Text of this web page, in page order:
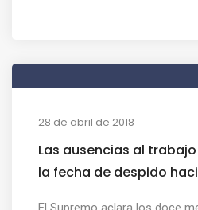
28 de abril de 2018
Las ausencias al
la fecha de despido